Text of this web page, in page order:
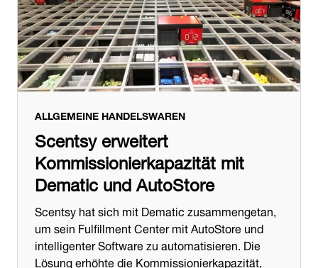
ALLGEMEINE HANDELSWAREN
Scentsy erweitert
Kommissionierkapazität mit
Dematic und AutoStore
Scentsy hat sich mit Dematic zusammengetan,
um sein Fulfillment Center mit AutoStore und
intelligenter Software zu automatisieren. Die
Lösung erhöhte die Kommissionierkapazität,